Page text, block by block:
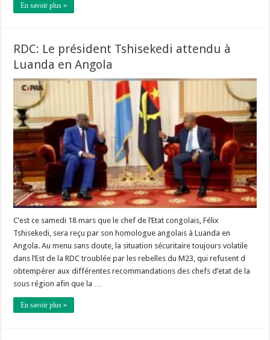
En savoir plus »
RDC: Le président Tshisekedi attendu à
Luanda en Angola
C’est ce samedi 18 mars que le chef de l’Etat congolais, Félix
Tshisekedi, sera reçu par son homologue angolais à Luanda en
Angola. Au menu sans doute, la situation sécuritaire toujours volatile
dans l’Est de la RDC troublée par les rebelles du M23, qui refusent d
obtempérer aux différentes recommandations des chefs d’etat de la
sous région afin que la …
En savoir plus »